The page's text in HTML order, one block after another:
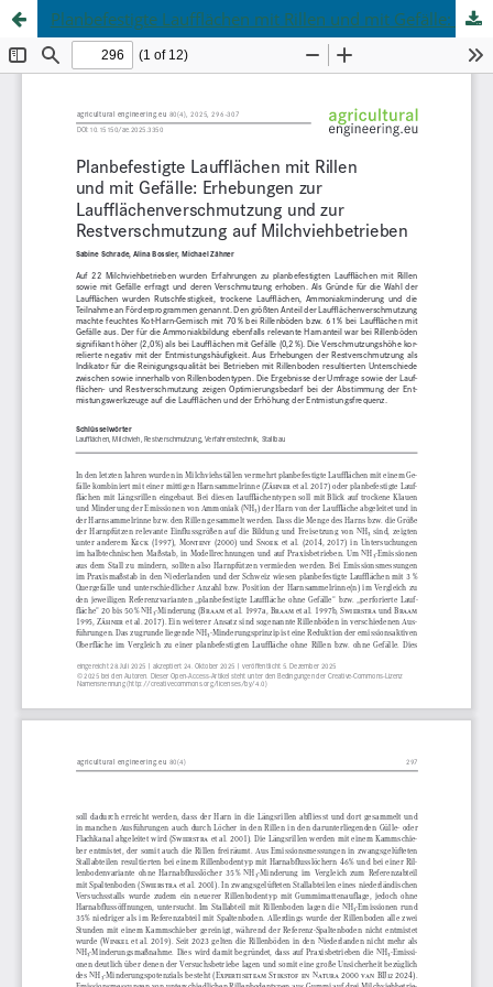
Planbefestigte Laufflächen mit Rillen und mit Gefälle: Erhebungen zur Laufflächenverschmutzung und zur Restverschmutzung auf Milchviehbetrieben